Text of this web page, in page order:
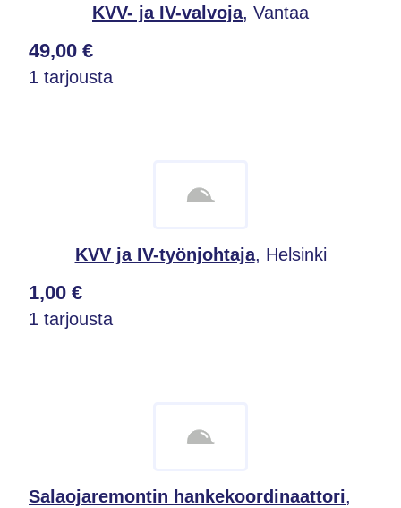
KVV- ja IV-valvoja, Vantaa
49,00 €
1 tarjousta
KVV ja IV-työnjohtaja, Helsinki
1,00 €
1 tarjousta
Salaojaremontin hankekoordinaattori,